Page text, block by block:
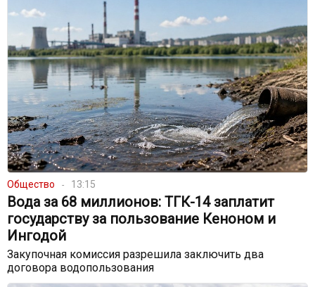
Общество 13:15
Вода за 68 миллионов: ТГК-14 заплатит
государству за пользование Кеноном и
Ингодой
Закупочная комиссия разрешила заключить два
договора водопользования